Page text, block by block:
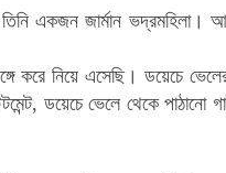
একজন জার্মান ভদ্রমহিলা।
করে নিয়ে এসেছি। ডয়েচে
ডয়েচে ভেলে থেকে